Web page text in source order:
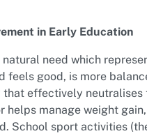
in Early Education
natural need which
feels good, is more
effectively
helps manage weight
School sport activities